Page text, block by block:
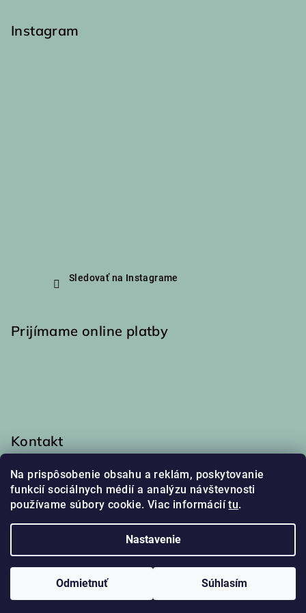
Na prispôsobenie obsahu a reklám, poskytovanie
funkcií sociálnych médií a analýzu návštevnosti
používame súbory cookie. Viac informáciítu.
Nastavenie
Odmietnuť Súhlasím
Instagram
Sledovať na Instagrame
Prijímame online platby
Kontakt
info@haakaa.sk
0917 174 048
nastavenie cookies
Vytvoril Shoptet